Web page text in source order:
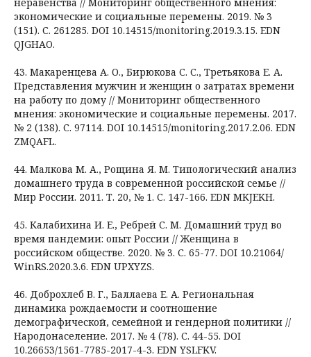
экономические и социальные перемены. 2019. № 3
(151). С. 261285. DOI 10.14515/monitoring.2019.3.15. EDN
QJGHAO.
43. Макаренцева А. О., Бирюкова С. С., Третьякова Е. А.
Представления мужчин и женщин о затратах времени
на работу по дому // Мониторинг общественного
мнения: экономические и социальные перемены. 2017.
№ 2 (138). С. 97114. DOI 10.14515/monitoring.2017.2.06. EDN
ZMQAFL.
44. Малкова М. А., Рощина Я. М. Типологический анализ
домашнего труда в современной российской семье //
Мир России. 2011. Т. 20, № 1. С. 147-166. EDN MKJEKH.
45. Калабихина И. Е., Ребрей С. М. Домашний труд во
время пандемии: опыт России // Женщина в
российском обществе. 2020. № 3. С. 65-77. DOI 10.21064/
WinRS.2020.3.6. EDN UPXYZS.
46. Доброхлеб В. Г., Баллаева Е. А. Региональная
динамика рождаемости и соотношение
демографической, семейной и гендерной политики //
Народонаселение. 2017. № 4 (78). С. 44-55. DOI
10.26653/1561-7785-2017-4-3. EDN YSLFKV.